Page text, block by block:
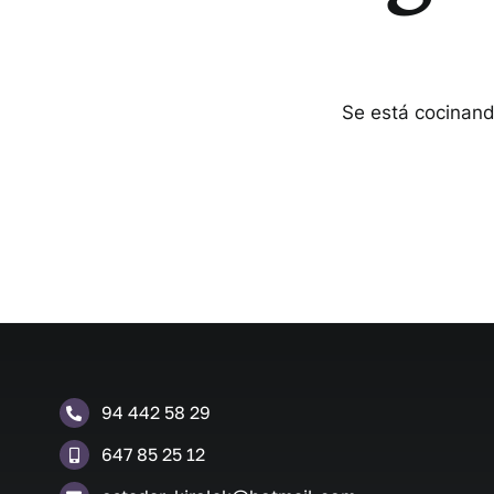
Se está
94 442 58 29
647 85 25 12